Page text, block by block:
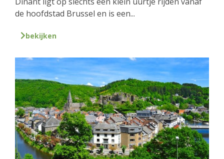
de hoofdstad Brussel en is een...
bekijken